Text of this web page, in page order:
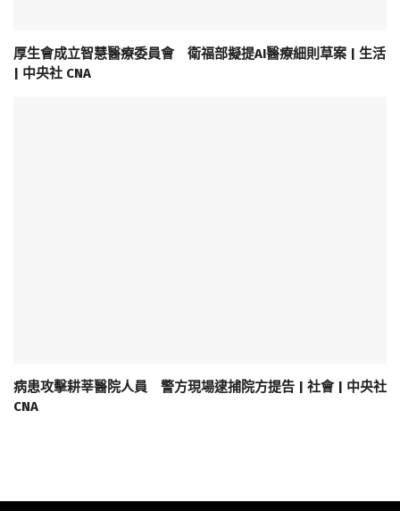
厚生會成立智慧醫療委員會 衛福部擬提AI醫療細則草案 | 生活
| 中央社 CNA
病患攻擊耕莘醫院人員 警方現場逮捕院方提告 | 社會 | 中央社
CNA